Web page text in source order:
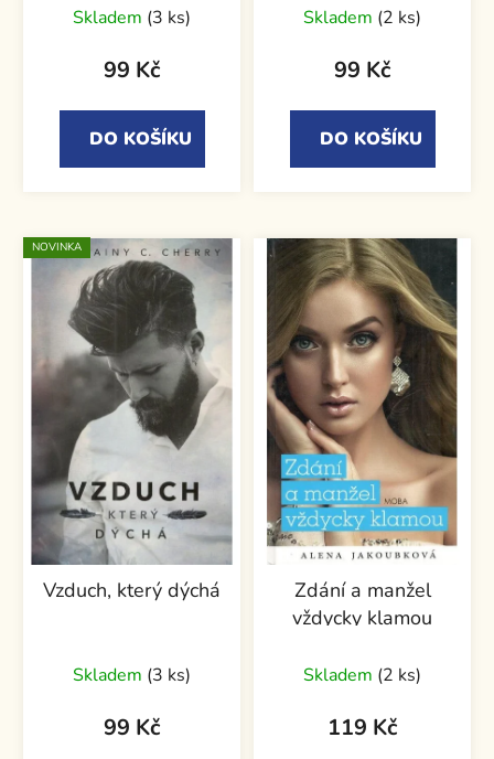
Skladem (3 ks)
99 Kč
DO KOŠÍKU
Skladem (2 ks)
99 Kč
DO KOŠÍKU
NOVINKA
Vzduch, který dýchá
Skladem (3 ks)
99 Kč
Zdání a manžel
vždycky klamou
Skladem (2 ks)
119 Kč